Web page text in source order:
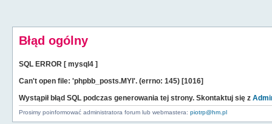
Błąd ogólny
SQL ERROR [ mysql4 ]
Can't open file: 'phpbb_posts.MYI'. (errno: 145) [1016]
Wystąpił błąd SQL podczas generowania tej strony. Skontaktuj się z
Prosimy poinformować administratora forum lub webmastera: piotrp@hm.pl